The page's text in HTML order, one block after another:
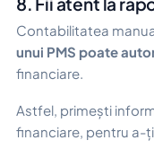
Contabilitatea
unui PMS poate
financiare.
Astfel, primești
financiare, pentru a-ți